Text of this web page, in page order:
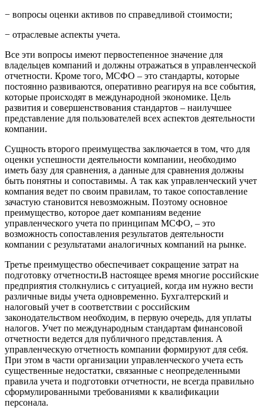
− вопросы оценки активов по справедливой стоимости;
− отраслевые аспекты учета.
Все эти вопросы имеют первостепенное значение для
владельцев компаний и должны отражаться в управленческой
отчетности. Кроме того, МСФО – это стандарты, которые
постоянно развиваются, оперативно реагируя на все события,
которые происходят в международной экономике. Цель
развития и совершенствования стандартов – наилучшее
представление для пользователей всех аспектов деятельности
компании.
Сущность второго преимущества заключается в том, что для
оценки успешности деятельности компании, необходимо
иметь базу для сравнения, а данные для сравнения должны
быть понятны и сопоставимы. А так как управленческий учет
компания ведет по своим правилам, то такое сопоставление
зачастую становится невозможным. Поэтому основное
преимущество, которое дает компаниям ведение
управленческого учета по принципам МСФО, – это
возможность сопоставления результатов деятельности
компании с результатами аналогичных компаний на рынке.
Третье преимущество обеспечивает сокращение затрат на
подготовку отчетности.В настоящее время многие российские
предприятия столкнулись с ситуацией, когда им нужно вести
различные виды учета одновременно. Бухгалтерский и
налоговый учет в соответствии с российским
законодательством необходим, в первую очередь, для уплаты
налогов. Учет по международным стандартам финансовой
отчетности ведется для публичного представления. А
управленческую отчетность компании формируют для себя.
При этом в части организации управленческого учета есть
существенные недостатки, связанные с неопределенными
правила учета и подготовки отчетности, не всегда правильно
сформулированными требованиями к квалификации
персонала.